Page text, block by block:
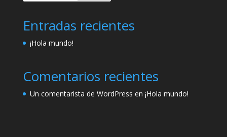
Entradas recientes
¡Hola mundo!
Comentarios recientes
Un comentarista de WordPress en ¡Hola mundo!